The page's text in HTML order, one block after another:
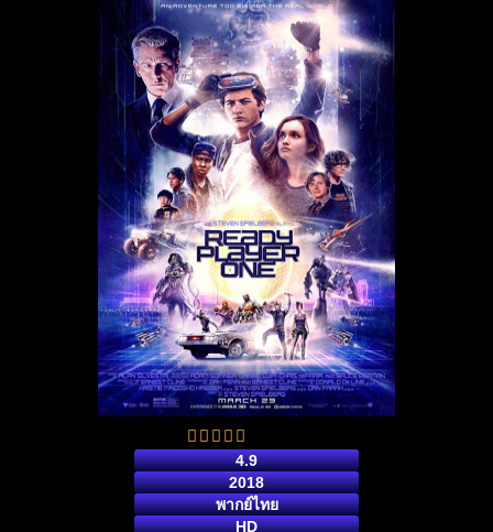
4.9
2018
พากย์ไทย
HD